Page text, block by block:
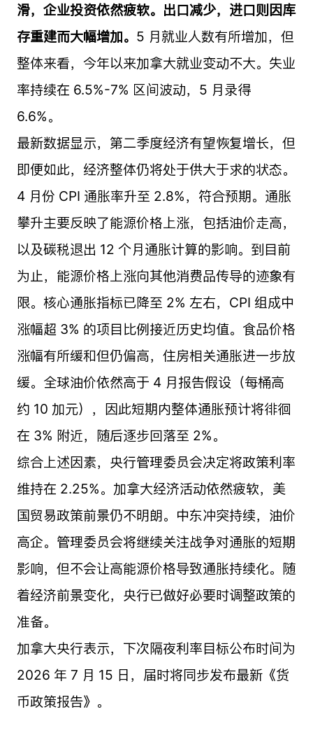
滑，企业投资依然疲软。出口减少，进口则因库
存重建而大幅增加。 5 月就业人数有所增加，但
整体来看，今年以来加拿大就业变动不大。失业
率持续在 6.5%-7% 区间波动，5 月录得
6.6%。
最新数据显示，第二季度经济有望恢复增长，但
即便如此，经济整体仍将处于供大于求的状态。
4 月份 CPI 通胀率升至 2.8%，符合预期。通胀
攀升主要反映了能源价格上涨，包括油价走高，
以及碳税退出 12 个月通胀计算的影响。到目前
为止，能源价格上涨向其他消费品传导的迹象有
限。核心通胀指标已降至 2% 左右，CPI 组成中
涨幅超 3% 的项目比例接近历史均值。食品价格
涨幅有所缓和但仍偏高，住房相关通胀进一步放
缓。全球油价依然高于 4 月报告假设（每桶高
约 10 加元），因此短期内整体通胀预计将徘徊
在 3% 附近，随后逐步回落至 2%。
综合上述因素，央行管理委员会决定将政策利率
维持在 2.25%。加拿大经济活动依然疲软，美
国贸易政策前景仍不明朗。中东冲突持续，油价
高企。管理委员会将继续关注战争对通胀的短期
影响，但不会让高能源价格导致通胀持续化。随
着经济前景变化，央行已做好必要时调整政策的
准备。
加拿大央行表示，下次隔夜利率目标公布时间为
2026 年 7 月 15 日，届时将同步发布最新《货
币政策报告》。